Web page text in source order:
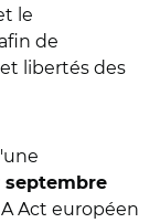
le
de
libertés des
septembre
Act européen